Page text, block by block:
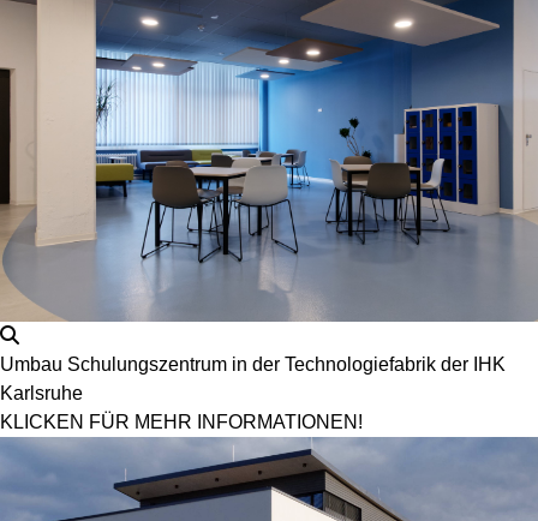
Umbau Schulungszentrum in der Technologiefabrik der IHK
Karlsruhe
KLICKEN FÜR MEHR INFORMATIONEN!